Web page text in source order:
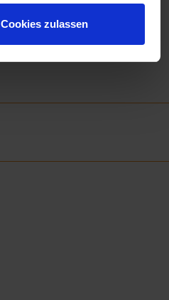
Cookies zulassen